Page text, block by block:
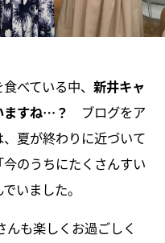
べている中、 新井キャ
ますね…？
ブログをア
夏が終わりに近づいて
のうちにたくさんすい
いました。
も楽しくお過ごしく